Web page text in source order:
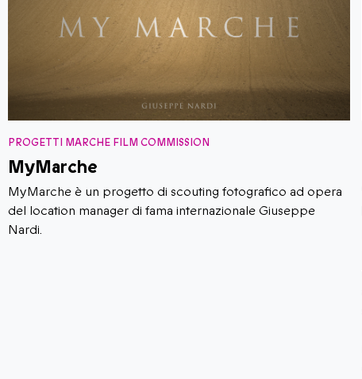
PROGETTI MARCHE FILM COMMISSION
MyMarche
MyMarche è un progetto di scouting fotografico ad opera
del location manager di fama internazionale Giuseppe
Nardi.